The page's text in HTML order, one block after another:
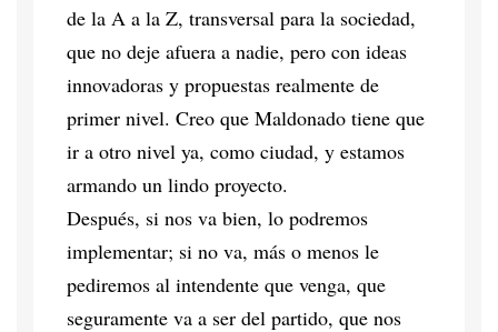
de la A a la Z, transversal para la sociedad,
que no deje afuera a nadie, pero con ideas
innovadoras y propuestas realmente de
primer nivel. Creo que Maldonado tiene que
ir a otro nivel ya, como ciudad, y estamos
armando un lindo proyecto.
Después, si nos va bien, lo podremos
implementar; si no va, más o menos le
pediremos al intendente que venga, que
seguramente va a ser del partido, que nos